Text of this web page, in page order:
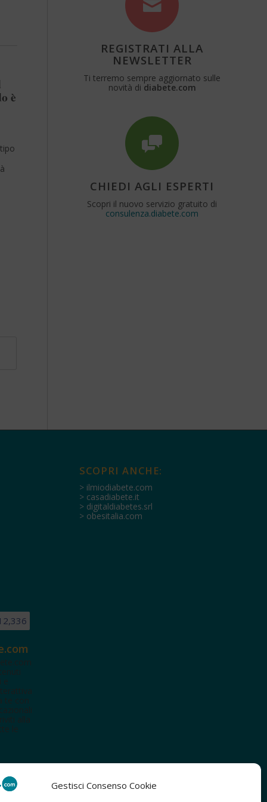
Gestisci Consenso Cookie
è
REGISTRATI ALLA
NEWSLETTER
Ti terremo sempre aggiornato sulle
novità di diabete.com
CHIEDI AGLI ESPERTI
Scopri il nuovo servizio gratuito di
consulenza.diabete.com
e
te con
alla
le
SCOPRI ANCHE:
> ilmiodiabete.com
> casadiabete.it
> digitaldiabetes.srl
> obesitalia.com